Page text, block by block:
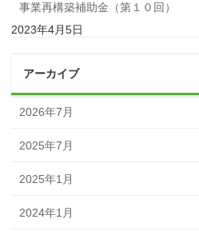
事業再構築補助金（第１０回）
2023年4月5日
アーカイブ
2026年7月
2025年7月
2025年1月
2024年1月